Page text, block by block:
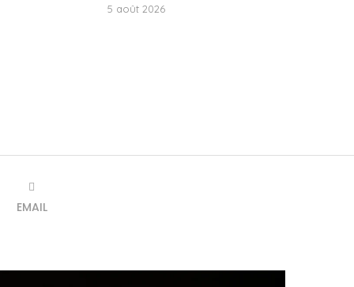
5 août 2026
EMAIL